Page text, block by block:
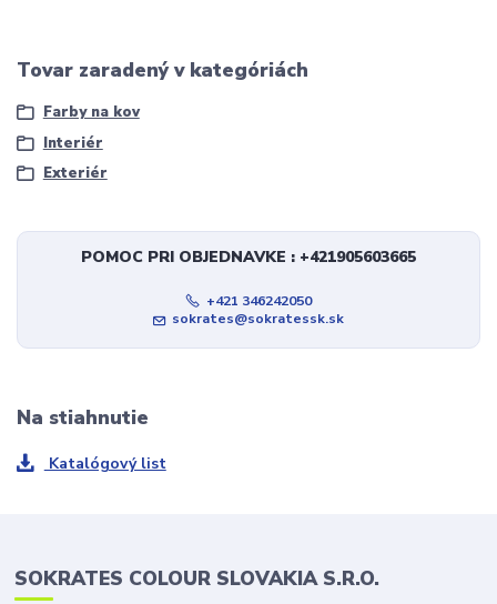
Tovar zaradený v kategóriách
Farby na kov
Interiér
Exteriér
POMOC PRI OBJEDNAVKE : +421905603665
+421 346242050
sokrates@sokratessk.sk
Na stiahnutie
Katalógový list
SOKRATES COLOUR SLOVAKIA S.R.O.